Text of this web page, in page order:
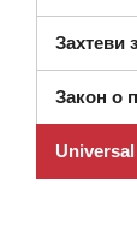
Захтеви
Закон о